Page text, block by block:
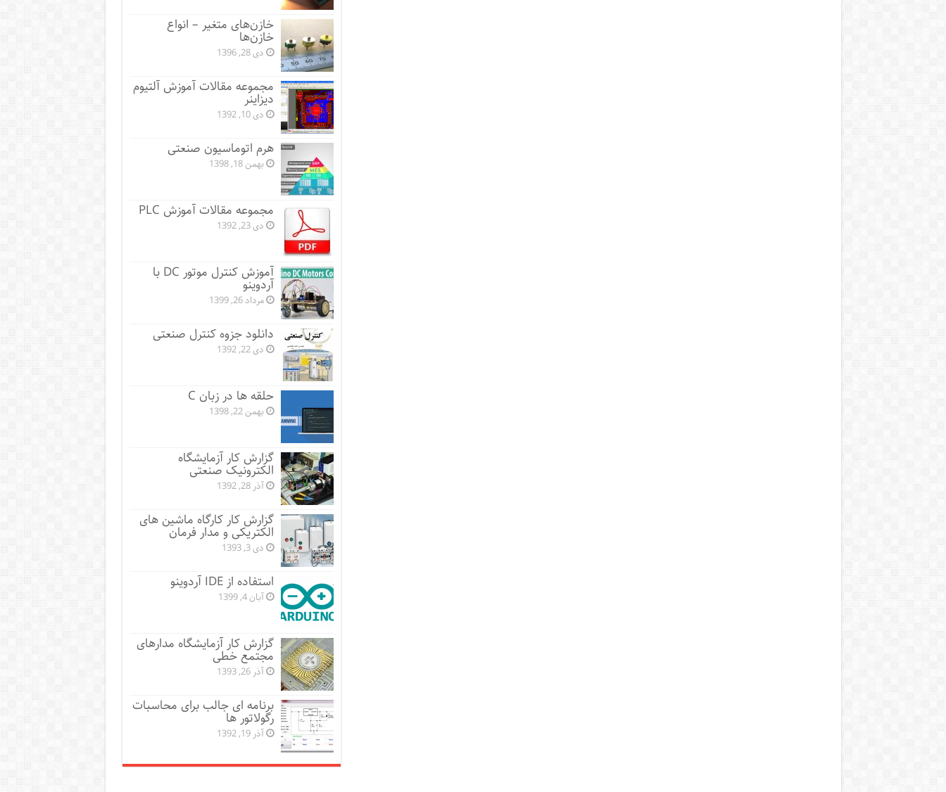
خازن‌های متغیر – انواع
خازن‌ها
دی 28, 1396
مجموعه مقالات آموزش آلتیوم
دیزاینر
دی 10, 1392
هرم اتوماسیون صنعتی
بهمن 18, 1398
مجموعه مقالات آموزش PLC
دی 23, 1392
آموزش کنترل موتور DC با
آردوینو
مرداد 26, 1399
دانلود جزوه کنترل صنعتی
دی 22, 1392
حلقه ها در زبان C
بهمن 22, 1398
گزارش کار آزمایشگاه
الکترونیک صنعتی
آذر 28, 1392
گزارش کار کارگاه ماشین های
الکتریکی و مدار فرمان
دی 3, 1393
استفاده از IDE آردوینو
آبان 4, 1399
گزارش کار آزمایشگاه مدارهای
مجتمع خطی
آذر 26, 1393
برنامه ای جالب برای محاسبات
رگولاتور ها
آذر 19, 1392